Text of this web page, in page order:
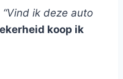
“Vind ik deze auto
koop ik